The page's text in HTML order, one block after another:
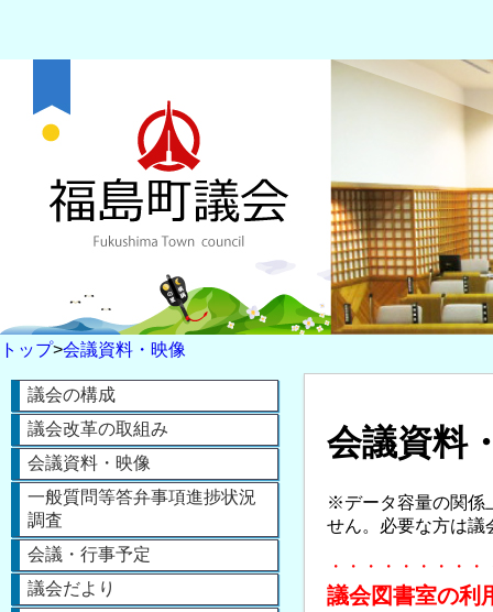
トップ>会議資料・映像
議会の構成
議会改革の取組み
会議資料・映像
一般質問等答弁事項進捗状況
調査
会議・行事予定
議会だより
会議資料
※データ容量の関係
せん。必要な方は議
・・・・・・・・
議会図書室の利